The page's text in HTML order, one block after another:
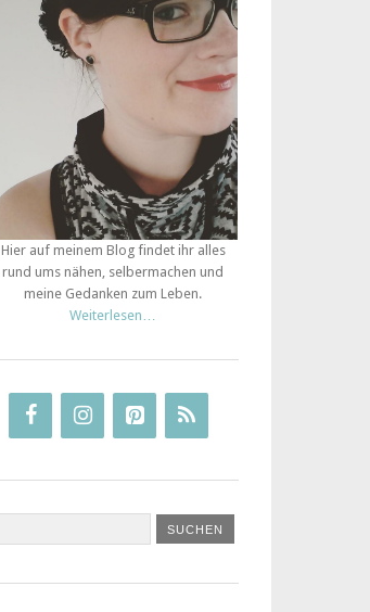
Hier auf meinem Blog findet ihr alles
rund ums nähen, selbermachen und
meine Gedanken zum Leben.
Weiterlesen…